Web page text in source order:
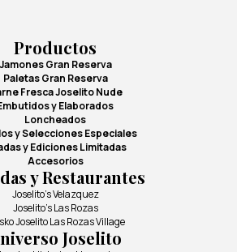
Productos
Jamones Gran Reserva
Paletas Gran Reserva
Fresca Joselito Nude
y Elaborados
Loncheados
y Selecciones Especiales
y Ediciones Limitadas
Accesorios
y Restaurantes
Joselito's Velazquez
Joselito's Las Rozas
Joselito Las Rozas Village
Joselito